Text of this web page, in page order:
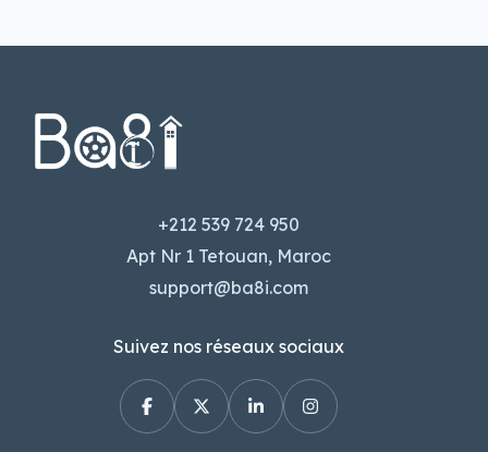
+212 539 724 950
Apt Nr 1 Tetouan, Maroc
support@ba8i.com
Suivez nos réseaux sociaux